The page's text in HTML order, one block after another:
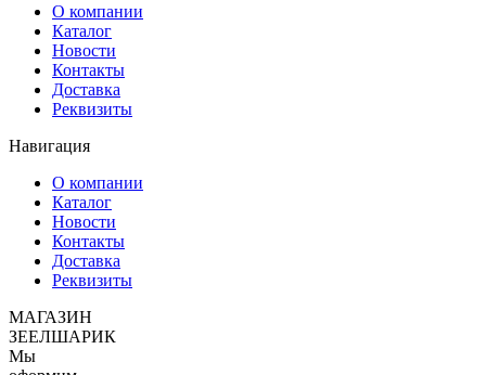
О компании
Каталог
Новости
Контакты
Доставка
Реквизиты
Навигация
О компании
Каталог
Новости
Контакты
Доставка
Реквизиты
МАГАЗИН
ЗЕЕЛШАРИК
Мы